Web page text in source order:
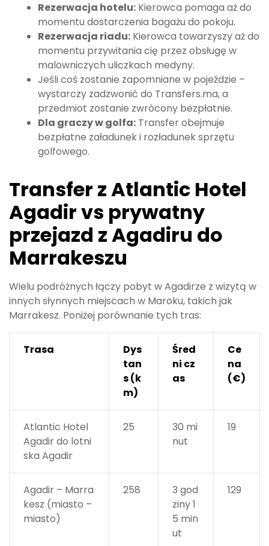
Rezerwacja hotelu: Kierowca pomaga aż do
momentu dostarczenia bagażu do pokoju.
Rezerwacja riadu: Kierowca towarzyszy aż do
momentu przywitania cię przez obsługę w
malowniczych uliczkach medyny.
Jeśli coś zostanie zapomniane w pojeździe –
wystarczy zadzwonić do Transfers.ma, a
przedmiot zostanie zwrócony bezpłatnie.
Dla graczy w golfa: Transfer obejmuje
bezpłatne załadunek i rozładunek sprzętu
golfowego.
Transfer z Atlantic Hotel
Agadir vs prywatny
przejazd z Agadiru do
Marrakeszu
Wielu podróżnych łączy pobyt w Agadirze z wizytą w
innych słynnych miejscach w Maroku, takich jak
Marrakesz. Poniżej porównanie tych tras:
Trasa
Dys
tan
s (k
m)
Śred
ni cz
as
Ce
na
(€)
Atlantic Hotel
Agadir do lotni
ska Agadir
25
30 mi
nut
19
Agadir – Marra
kesz (miasto –
miasto)
258
3 god
ziny 1
5 min
ut
129